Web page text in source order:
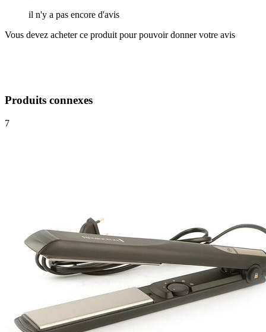
il n'y a pas encore d'avis
Vous devez acheter ce produit pour pouvoir donner votre avis
Produits connexes
7